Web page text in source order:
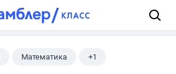
Математика +1